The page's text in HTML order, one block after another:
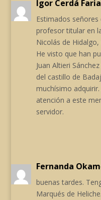
Igor Cerdá
Estimados
profesor titular en
Nicolás de
He visto que han
Juan Altieri
del castillo de
muchísimo
atención a este
servidor.
Fernanda
buenas tardes.
Marqués de